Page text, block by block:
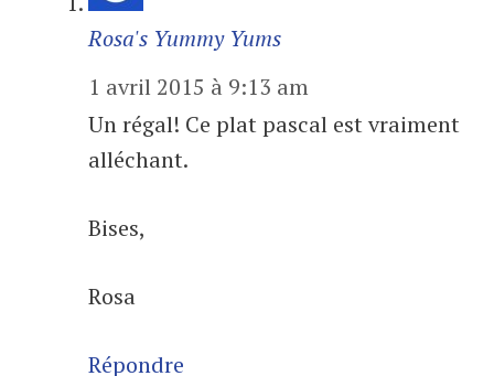
Rosa's Yummy Yums
1 avril 2015 à 9:13 am
Un régal! Ce plat pascal est vraiment
alléchant.
Bises,
Rosa
Répondre